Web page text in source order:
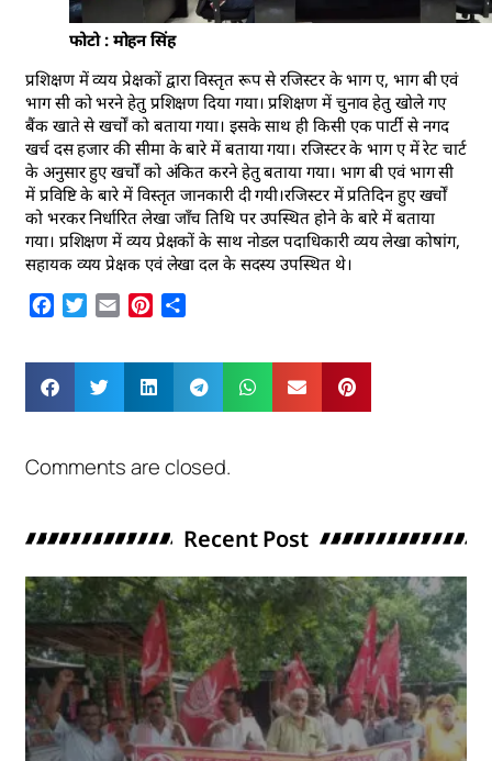
फोटो : मोहन सिंह
प्रशिक्षण में व्यय प्रेक्षकों द्वारा विस्तृत रूप से रजिस्टर के भाग ए, भाग बी एवं
भाग सी को भरने हेतु प्रशिक्षण दिया गया। प्रशिक्षण में चुनाव हेतु खोले गए
बैंक खाते से खर्चों को बताया गया। इसके साथ ही किसी एक पार्टी से नगद
खर्च दस हजार की सीमा के बारे में बताया गया। रजिस्टर के भाग ए में रेट चार्ट
के अनुसार हुए खर्चों को अंकित करने हेतु बताया गया। भाग बी एवं भाग सी
में प्रविष्टि के बारे में विस्तृत जानकारी दी गयी।रजिस्टर में प्रतिदिन हुए खर्चों
को भरकर निर्धारित लेखा जाँच तिथि पर उपस्थित होने के बारे में बताया
गया। प्रशिक्षण में व्यय प्रेक्षकों के साथ नोडल पदाधिकारी व्यय लेखा कोषांग,
सहायक व्यय प्रेक्षक एवं लेखा दल के सदस्य उपस्थित थे।
Facebook
Twitter
Email Pinterest
Comments are closed.
Recent Post